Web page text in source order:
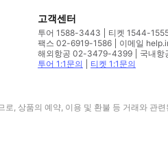
고객센터
투어 1588-3443
티켓 1544-
팩스 02-6919-1586
이메일
해외항공 02-3479-4399
국내
투어 1:1문의
티켓 1:1문의
, 상품의 예약, 이용 및 환불 등 거래와 관